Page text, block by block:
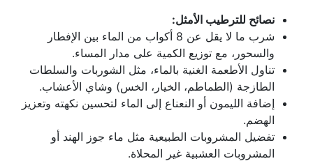
نصائح للترطيب الأمثل:
شرب ما لا يقل عن 8 أكواب من الماء بين الإفطار
والسحور، مع توزيع الكمية على مدار المساء.
تناول الأطعمة الغنية بالماء، مثل الشوربات والسلطات
الطازجة (الطماطم، الخيار، الخس) وشاي الأعشاب.
إضافة الليمون أو النعناع إلى الماء لتحسين نكهته وتعزيز
الهضم.
تفضيل المشروبات الطبيعية مثل ماء جوز الهند أو
المشروبات العشبية غير المحلاة.